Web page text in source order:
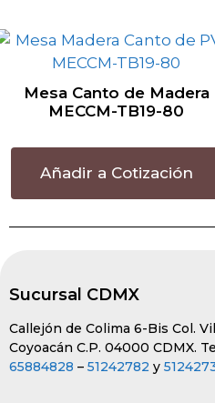
Mesa Canto de Madera
MECCM-TB19-80
Añadir a Cotización
Sucursal CDMX
Callejón de Colima 6-Bis Col.
Coyoacán C.P. 04000 CDMX.
65884828 – 51242782 y